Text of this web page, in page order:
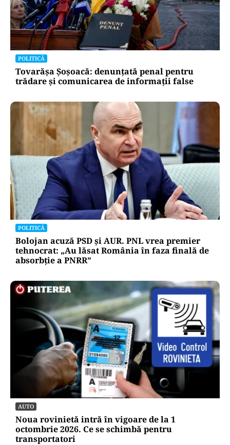
POLITICĂ
Tovarășa Șoșoacă: denunțată penal pentru
trădare și comunicarea de informații false
POLITICĂ
Bolojan acuză PSD și AUR. PNL vrea premier
tehnocrat: „Au lăsat România în faza finală de
absorbţie a PNRR”
AUTO
Noua rovinietă intră în vigoare de la 1
octombrie 2026. Ce se schimbă pentru
transportatori